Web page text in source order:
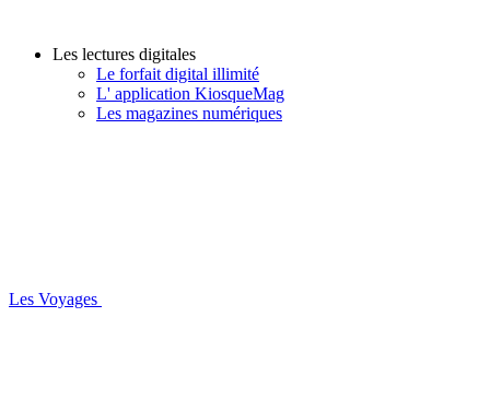
Les lectures digitales
Le forfait digital illimité
L' application KiosqueMag
Les magazines numériques
Les Voyages